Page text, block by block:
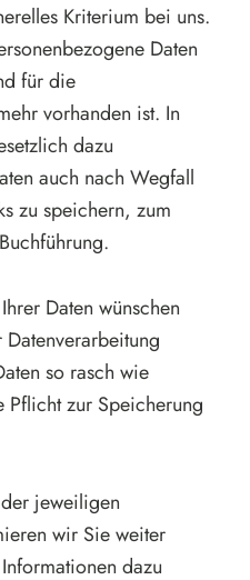
Kriterium bei uns.
Daten
für die
vorhanden ist. In
dazu
auch nach Wegfall
zu speichern, zum
Daten wünschen
so rasch wie
zur Speicherung
jeweiligen
wir Sie weiter
dazu